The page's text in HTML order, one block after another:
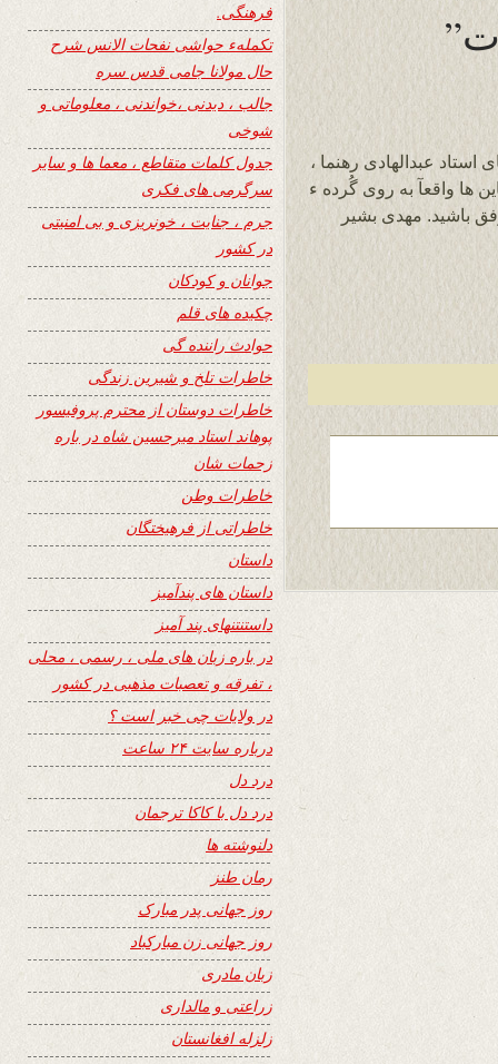
عبدالهادی رهنما ،
ها واقعآ به روی گُرده ء
باشید. مهدی بشیر
فرهنگی.
تکملهء حواشی نفحات الانس شرح
حال مولانا جامی قدس سره
جالب ، دیدنی ،خواندنی ، معلوماتی و
شوخی
جدول کلمات متقاطع ، معما ها و سایر
سرگرمی های فکری
جرم ، جنایت ، خونریزی و بی امنیتی
در کشور
جوانان و کودکان
چکیده های قلم
حوادث راننده گی
خاطرات تلخ و شیرین زندگی
خاطرات دوستان از محترم پروفیسور
پوهاند استاد میرحسین شاه در باره
زحمات شان
خاطرات وطن
خاطراتی از فرهیختگان
داستان
داستان های پندآمیز
داستنتنهای پند آمیز
در باره زبان های ملی ، رسمی ، محلی
، تفرقه و تعصبات مذهبی در کشور
در ولایات چی خبر است ؟
درباره سایت ۲۴ ساعت
درد دل
درد دل با کاکا ترجمان
دلنوشته ها
رمان طنز
روز جهانی پدر مبارک
روز جهانی زن مبارکباد
زبان مادری
زراعتی و مالداری
زلزله افغانستان